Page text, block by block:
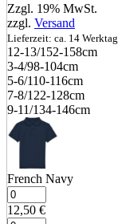
Zzgl. 19% MwSt.
zzgl. Versand
Lieferzeit: ca. 14
12‑13/152‑158cm
3‑4/98‑104cm
5‑6/110‑116cm
7‑8/122‑128cm
9‑11/134‑146cm
French Navy
12,50 €